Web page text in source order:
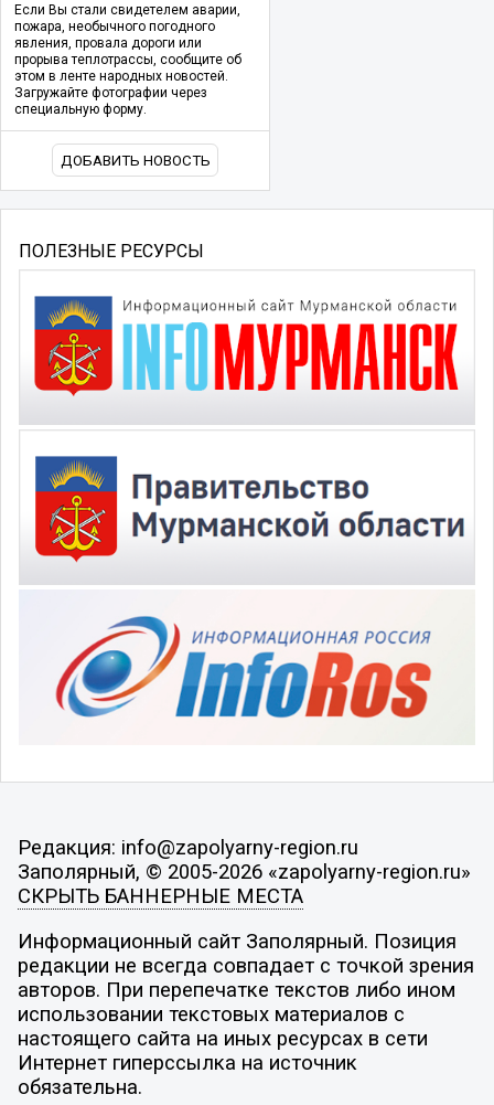
Если Вы стали свидетелем аварии,
пожара, необычного погодного
явления, провала дороги или
прорыва теплотрассы, сообщите об
этом в ленте народных новостей.
Загружайте фотографии через
специальную форму.
ДОБАВИТЬ НОВОСТЬ
ПОЛЕЗНЫЕ РЕСУРСЫ
Редакция: info@zapolyarny-region.ru
Заполярный, © 2005-2026 «zapolyarny-region.ru»
СКРЫТЬ БАННЕРНЫЕ МЕСТА
Информационный сайт Заполярный. Позиция
редакции не всегда совпадает с точкой зрения
авторов. При перепечатке текстов либо ином
использовании текстовых материалов с
настоящего сайта на иных ресурсах в сети
Интернет гиперссылка на источник
обязательна.